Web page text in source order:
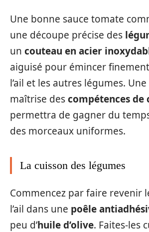
Une bonne sauce tomate
une découpe précise des
un couteau en acier
aiguisé pour émincer
l’ail et les autres légumes.
maîtrise descompétences de
permettra de gagner du
des morceaux uniformes.
La cuisson des légumes
Commencez par faire revenir
l’ail dans une poêle
peu d’huile d’olive. Faites-les